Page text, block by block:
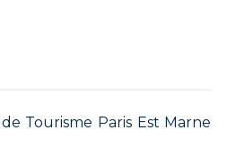
Tourisme Paris Est Marne